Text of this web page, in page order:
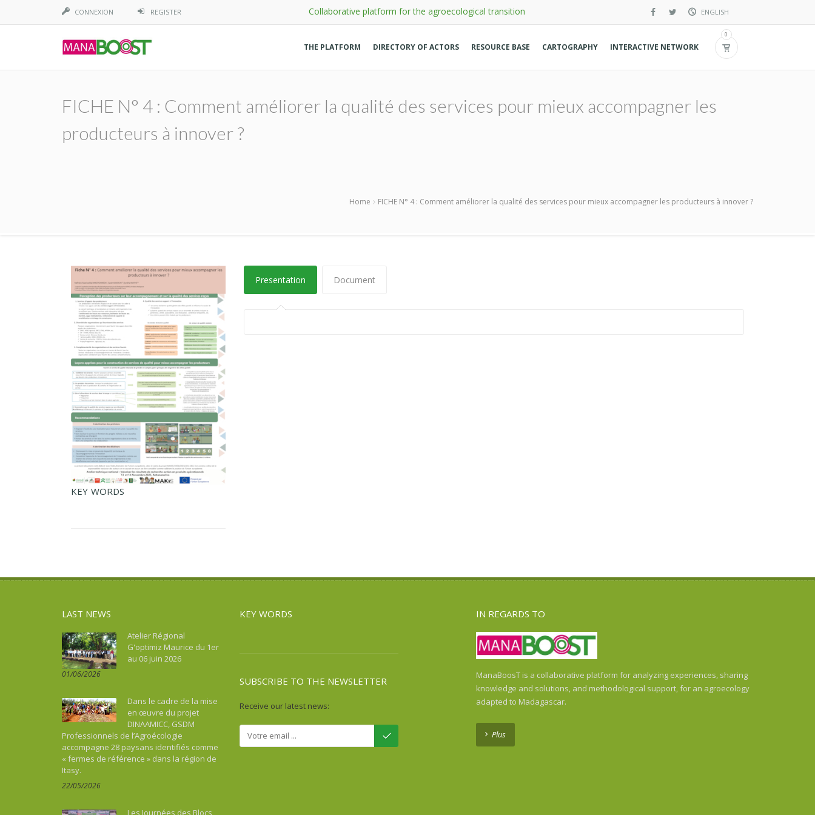
CONNEXION REGISTER Collaborative platform for the agroecological transition ENGLISH
Spanish
THE PLATFORM DIRECTORY OF ACTORS RESOURCE BASE CARTOGRAPHY INTERACTIVE NETWORK
0
FICHE N° 4 : Comment améliorer la qualité des services pour mieux accompagner les
producteurs à innover ?
Home FICHE N° 4 : Comment améliorer la qualité des services pour mieux accompagner les producteurs à innover ?
KEY WORDS
Presentation Document
LAST NEWS
Atelier Régional
G'optimiz Maurice du 1er
au 06 juin 2026
01/06/2026
Dans le cadre de la mise
en œuvre du projet
DINAAMICC, GSDM
Professionnels de l’Agroécologie
accompagne 28 paysans identifiés comme
« fermes de référence » dans la région de
Itasy.
22/05/2026
Les Journées des Blocs
KEY WORDS
SUBSCRIBE TO THE NEWSLETTER
Receive our latest news:
IN REGARDS TO
ManaBoosT is a collaborative platform for analyzing experiences, sharing
knowledge and solutions, and methodological support, for an agroecology
adapted to Madagascar.
Plus